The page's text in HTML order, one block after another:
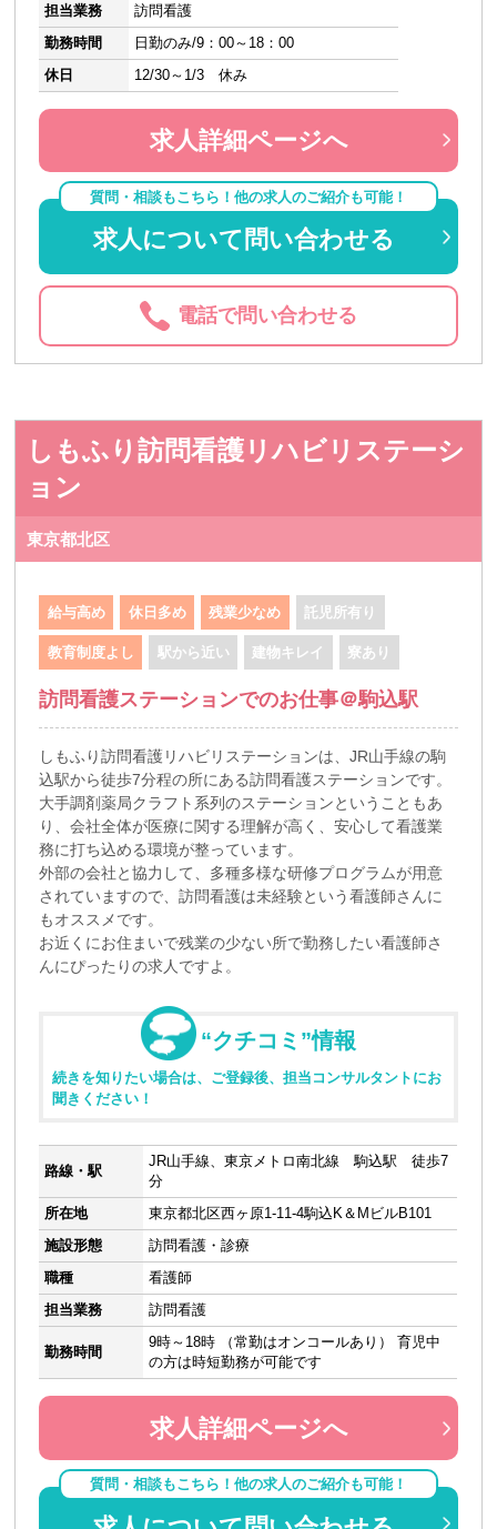
担当業務
訪問看護
勤務時間
日勤のみ/9：00～18：00
休日
12/30～1/3 休み
求人詳細ページへ
質問・相談もこちら！他の求人のご紹介も可能！
求人について問い合わせる
電話で問い合わせる
しもふり訪問看護リハビリステーシ
ョン
東京都北区
給与高め 休日多め 残業少なめ 託児所有り
教育制度よし 駅から近い 建物キレイ 寮あり
訪問看護ステーションでのお仕事＠駒込駅
しもふり訪問看護リハビリステーションは、JR山手線の駒
込駅から徒歩7分程の所にある訪問看護ステーションです。
大手調剤薬局クラフト系列のステーションということもあ
り、会社全体が医療に関する理解が高く、安心して看護業
務に打ち込める環境が整っています。
外部の会社と協力して、多種多様な研修プログラムが用意
されていますので、訪問看護は未経験という看護師さんに
もオススメです。
お近くにお住まいで残業の少ない所で勤務したい看護師さ
んにぴったりの求人ですよ。
“クチコミ”情報
続きを知りたい場合は、ご登録後、担当コンサルタントにお
聞きください！
路線・駅
JR山手線、東京メトロ南北線 駒込駅 徒歩7
分
所在地
東京都北区西ヶ原1-11-4駒込K＆MビルB101
施設形態
訪問看護・診療
職種
看護師
担当業務
訪問看護
勤務時間
9時～18時 （常勤はオンコールあり） 育児中
の方は時短勤務が可能です
求人詳細ページへ
質問・相談もこちら！他の求人のご紹介も可能！